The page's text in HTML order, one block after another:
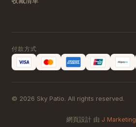
付款方式
© 2026 Sky Patio. All rights reserved.
網頁設計 由 J Marketing